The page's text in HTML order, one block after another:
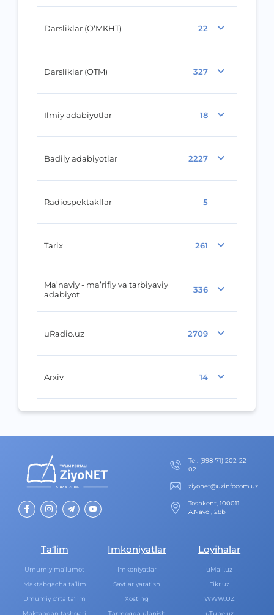
Darsliklar (O‘MKHT) 22
Darsliklar (OTM) 327
Ilmiy adabiyotlar 18
Badiiy adabiyotlar 2227
Radiospektakllar 5
Tarix 261
Ma’naviy - ma’rifiy va tarbiyaviy
adabiyot
336
uRadio.uz 2709
Arxiv 14
Теl: (998-71) 202-22-
02
ziyonet@uzinfocom.uz
Toshkent, 100011
A.Navoi, 28b
Ta‘lim
Umumiy ma‘lumot
Maktabgacha ta‘lim
Umumiy o‘rta ta‘lim
Maktabdan tashqari
Imkoniyatlar
Imkoniyatlar
Saytlar yaratish
Xosting
Tarmoqqa ulanish
Loyihalar
uMail.uz
Fikr.uz
WWW.UZ
uTube.uz